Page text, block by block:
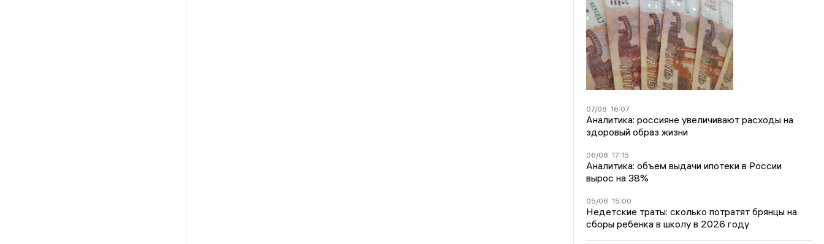
07/08 16:07
Аналитика: россияне увеличивают расходы на
здоровый образ жизни
06/08 17:15
Аналитика: объем выдачи ипотеки в России
вырос на 38%
05/08 15:00
Недетские траты: сколько потратят брянцы на
сборы ребенка в школу в 2026 году